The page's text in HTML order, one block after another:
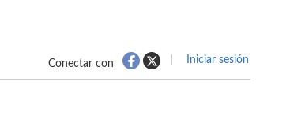
Conectar con Iniciar sesión